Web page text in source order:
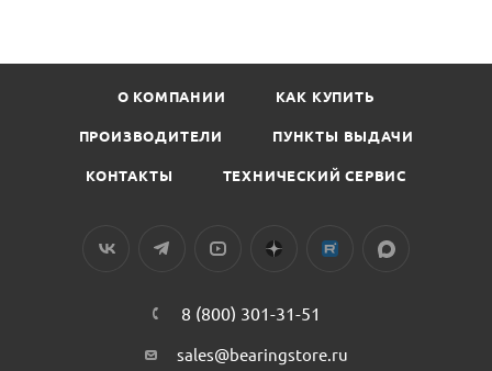
О КОМПАНИИ КАК КУПИТЬ
ПРОИЗВОДИТЕЛИ ПУНКТЫ ВЫДАЧИ
КОНТАКТЫ ТЕХНИЧЕСКИЙ СЕРВИС
8 (800) 301-31-51
sales@bearingstore.ru